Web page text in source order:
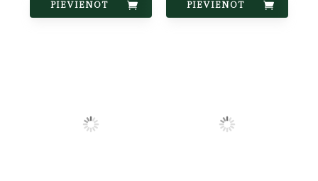
PIEVIENOT PIEVIENOT